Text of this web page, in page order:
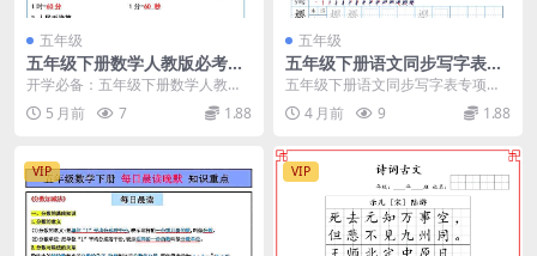
五年级
五年级下册数学人教版必考重
点公式汇总与每日默写小纸条
同步资料
开学必备：五年级下册数学人教版
必考重点公式与默写小纸条详解 新
学期伊始，五年级下...
5 月前 7 1.88
五年级
五年级下册语文同步写字表字
帖第2套（共15页高清电子
版）
五年级下册语文同步写字表专项练
字字帖 进入高年级，规范书写不仅
影响语文成绩，更是...
4 月前 9 1.88
VIP VIP